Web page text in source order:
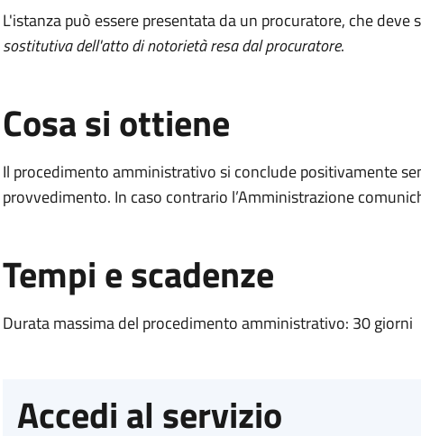
L'istanza può essere presentata da un procuratore, che deve
sostitutiva dell'atto di notorietà resa dal procuratore.
Cosa si ottiene
Il procedimento amministrativo si conclude positivamente
provvedimento. In caso contrario l’Amministrazione
Tempi e scadenze
Durata massima del procedimento amministrativo: 30 giorni
Accedi al servizio